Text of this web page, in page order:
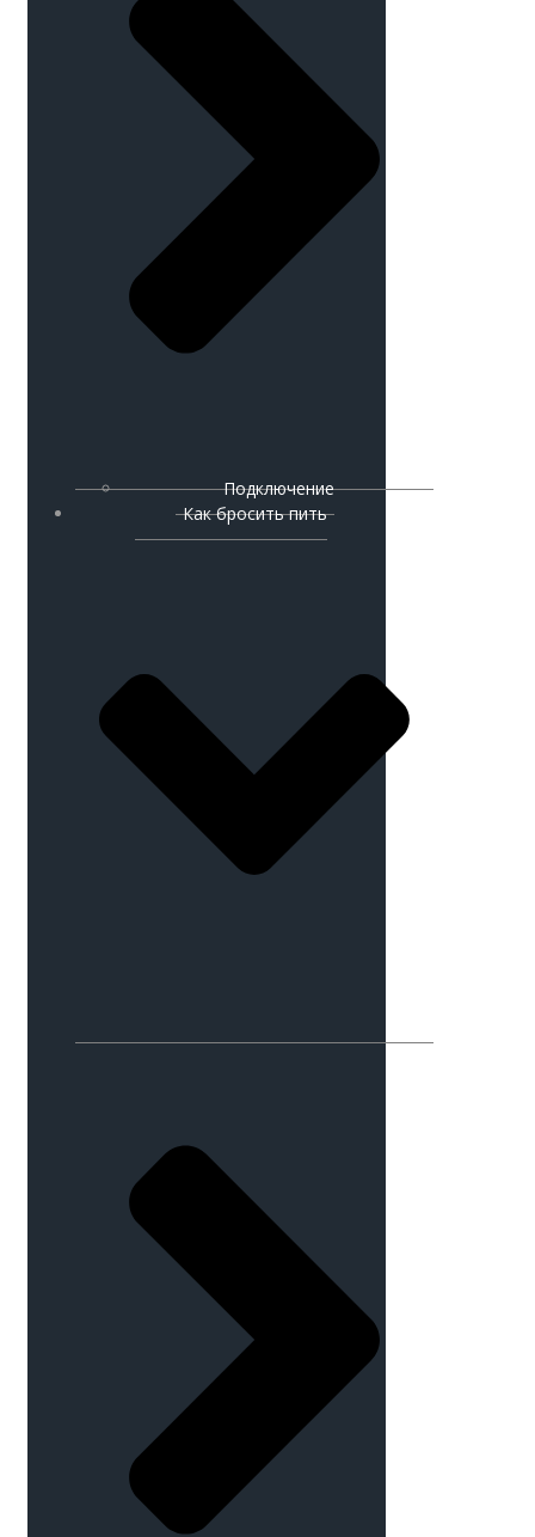
Подключение
Как бросить пить